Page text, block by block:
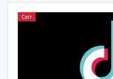
Світ